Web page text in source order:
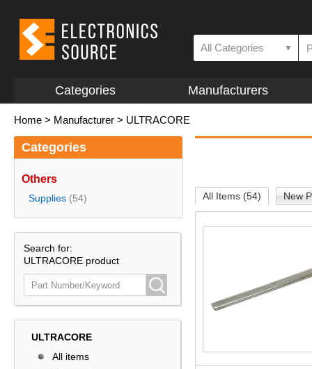
All Categories ▼
Categories Manufacturers
Home > Manufacturer > ULTRACORE
Categories
Others
Supplies (54)
Search for:
ULTRACORE product
ULTRACORE
All items
All Items (54) New